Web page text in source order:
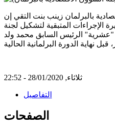
بالبرلمان زينب بنت التقي إن
الإجراءات المتبقية لتشكيل لجنة
"عشرية" الرئيس السابق محمد ولد
ثلاثاء, 28/01/2020 - 22:52
التفاصيل
الصفحات